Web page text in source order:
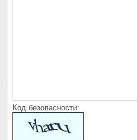
Код безопасности: